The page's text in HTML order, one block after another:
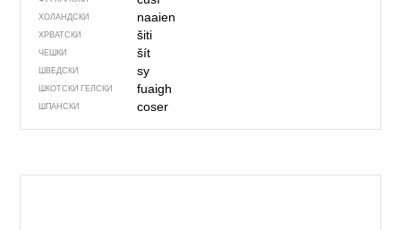
ХОЛАНДСКИ naaien
ХРВАТСКИ šiti
ЧЕШКИ šít
ШВЕДСКИ sy
ШКОТСКИ ГЕЛСКИ fuaigh
ШПАНСКИ coser